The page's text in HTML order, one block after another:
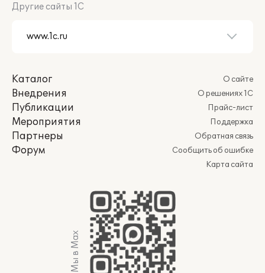
Другие сайты 1С
Каталог
Внедрения
Публикации
Мероприятия
Партнеры
Форум
О сайте
О решениях 1С
Прайс-лист
Поддержка
Обратная связь
Сообщить об ошибке
Карта сайта
Мы в Max